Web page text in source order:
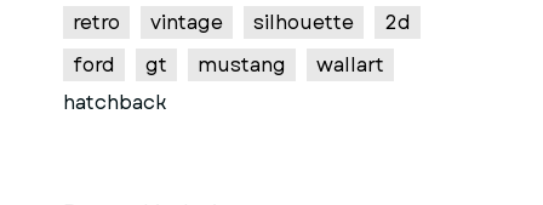
retro
vintage silhouette
2d
ford
gt mustang
wallart
hatchback